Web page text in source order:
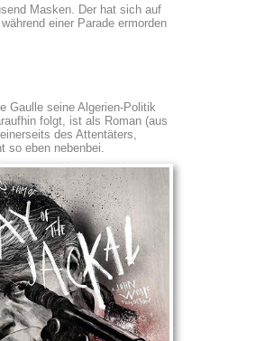
Masken. Der hat sich auf
einer Parade ermorden
Gaulle seine Algerien-Politik
folgt, ist als Roman (aus
des Attentäters,
so eben nebenbei.